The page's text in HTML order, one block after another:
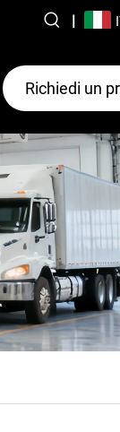
|
Richiedi un